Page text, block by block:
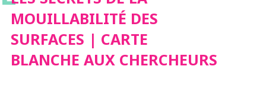
MOUILLABILITÉ DES
SURFACES | CARTE
BLANCHE AUX CHERCHEURS